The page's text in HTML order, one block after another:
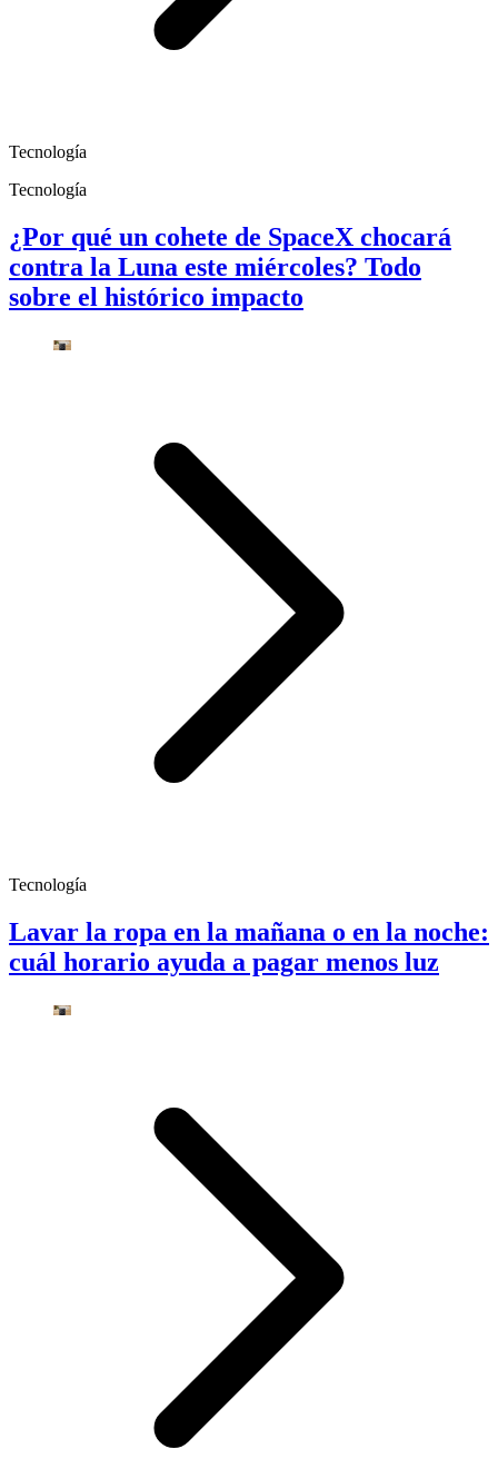
Tecnología
Tecnología
¿Por qué un cohete de SpaceX chocará
contra la Luna este miércoles? Todo
sobre el histórico impacto
Tecnología
Lavar la ropa en la mañana o en la noche:
cuál horario ayuda a pagar menos luz